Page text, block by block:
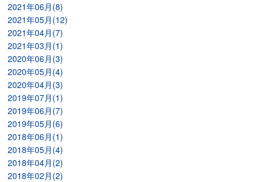
2021年06月(8)
2021年05月(12)
2021年04月(7)
2021年03月(1)
2020年06月(3)
2020年05月(4)
2020年04月(3)
2019年07月(1)
2019年06月(7)
2019年05月(6)
2018年06月(1)
2018年05月(4)
2018年04月(2)
2018年02月(2)